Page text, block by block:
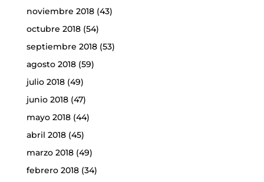
noviembre 2018(43)
octubre 2018(54)
septiembre 2018(53)
agosto 2018(59)
julio 2018(49)
junio 2018(47)
mayo 2018(44)
abril 2018(45)
marzo 2018(49)
febrero 2018(34)